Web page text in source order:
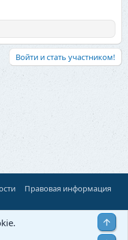
Войти и стать участником!
Правовая информация